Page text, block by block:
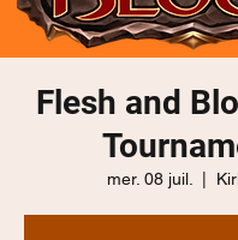
Flesh and
mer. 08 juil.